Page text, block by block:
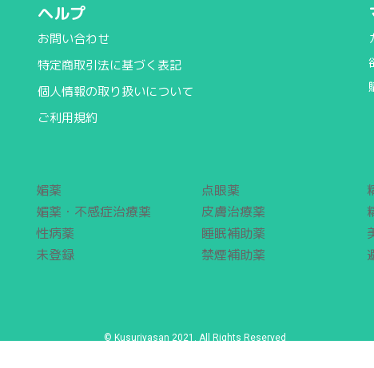
ヘルプ
お問い合わせ
特定商取引法に基づく表記
個人情報の取り扱いについて
ご利用規約
媚薬
媚薬・不感症治療薬
性病薬
未登録
点眼薬
皮膚治療薬
睡眠補助薬
禁煙補助薬
© Kusuriyasan 2021. All Rights Reserved